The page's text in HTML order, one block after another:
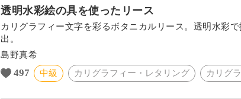
透明水彩絵の具を使ったリース
カリグラフィー文字を彩るボタニカルリース。透明水彩
出。
島野真希
497 中級 カリグラフィー・レタリング カリグ